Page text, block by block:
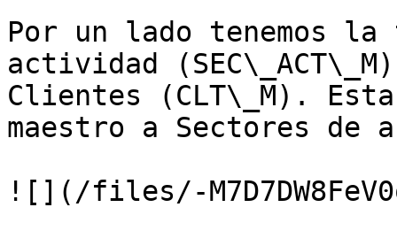
Por un lado tenemos
actividad
Clientes (CLT\_M).
maestro a Sectores de
![](/files/-